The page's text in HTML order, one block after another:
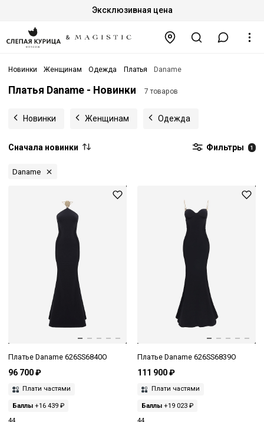
Эксклюзивная цена
Новинки Женщинам Одежда Платья Daname
Платья Daname - Новинки 7 товаров
Новинки Женщинам Одежда
Сначала новинки Фильтры 1
Daname
Платье Daname 626SS6840O
96 700 ₽
Плати частями
Баллы +16 439 ₽
44
Платье Daname 626SS6839O
111 900 ₽
Плати частями
Баллы+19 023 ₽
44